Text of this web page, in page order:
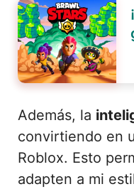
Además, la
convirtiendo en
Roblox. Esto
adapten a mi